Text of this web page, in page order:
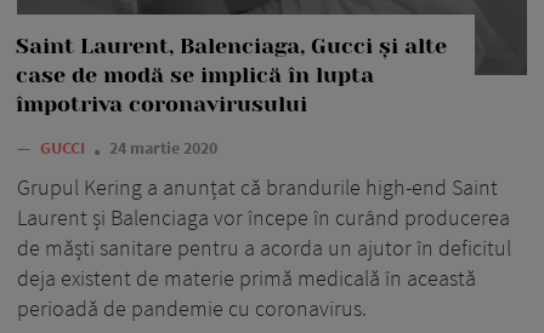
Saint Laurent, Balenciaga, Gucci și alte
case de modă se implică în lupta
împotriva coronavirusului
— GUCCI 24 martie 2020
Grupul Kering a anunțat că brandurile high-end Saint
Laurent și Balenciaga vor începe în curând producerea
de măști sanitare pentru a acorda un ajutor în deficitul
deja existent de materie primă medicală în această
perioadă de pandemie cu coronavirus.